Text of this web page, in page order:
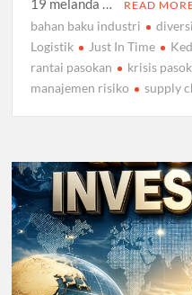
19 melanda …
READ
bahan baku industri
Logistik
Just In Time
rantai pasokan
krisis
manajemen risiko
supply